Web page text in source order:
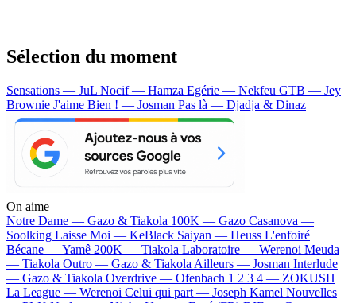
Sélection du moment
Sensations — JuL Nocif — Hamza Egérie — Nekfeu GTB — Jey
Brownie J'aime Bien ! — Josman Pas là — Djadja & Dinaz
On aime
Notre Dame — Gazo & Tiakola 100K — Gazo Casanova —
Soolking Laisse Moi — KeBlack Saiyan — Heuss L'enfoiré
Bécane —Yamê 200K — Tiakola Laboratoire — Werenoi Meuda
— Tiakola Outro — Gazo & Tiakola Ailleurs — Josman Interlude
— Gazo & Tiakola Overdrive — Ofenbach 1 2 3 4 — ZOKUSH
La League — Werenoi Celui qui part — Joseph Kamel Nouvelles